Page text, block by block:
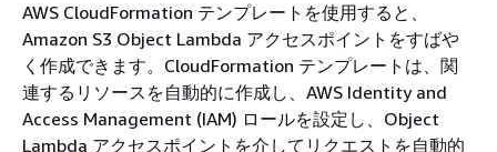
AWS CloudFormation テンプレートを使用すると、
Amazon S3 Object Lambda アクセスポイントをすばや
く作成できます。CloudFormation テンプレートは、関
連するリソースを自動的に作成し、AWS Identity and
Access Management (IAM) ロールを設定し、Object
Lambda アクセスポイントを介してリクエストを自動的